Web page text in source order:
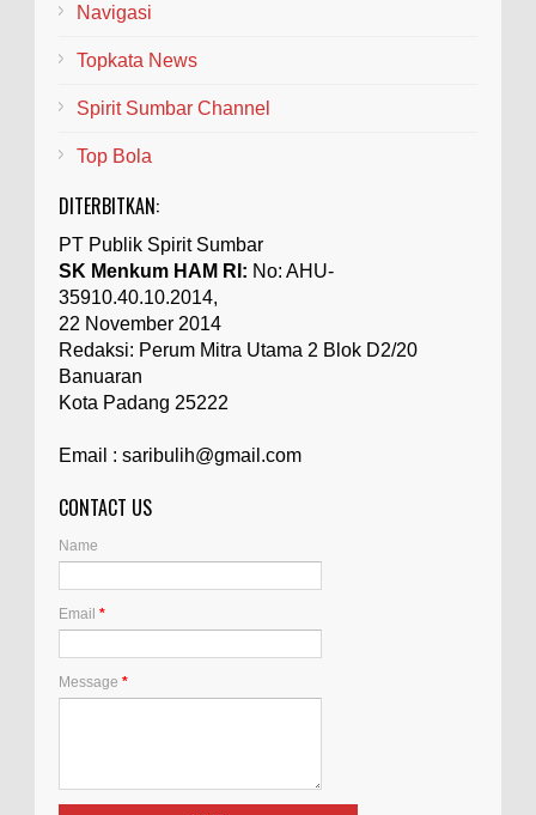
Navigasi
Topkata News
Spirit Sumbar Channel
Top Bola
DITERBITKAN:
PT Publik Spirit Sumbar
SK Menkum HAM RI: No: AHU-
35910.40.10.2014,
22 November 2014
Redaksi: Perum Mitra Utama 2 Blok D2/20
Banuaran
Kota Padang 25222
Email : saribulih@gmail.com
CONTACT US
Name
Email *
Message *